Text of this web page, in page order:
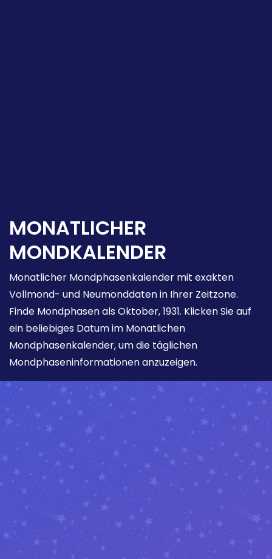
MONATLICHER
MONDKALENDER
Monatlicher Mondphasenkalender mit exakten
Vollmond- und Neumonddaten in Ihrer Zeitzone.
Finde Mondphasen als Oktober, 1931. Klicken Sie auf
ein beliebiges Datum im Monatlichen
Mondphasenkalender, um die täglichen
Mondphaseninformationen anzuzeigen.